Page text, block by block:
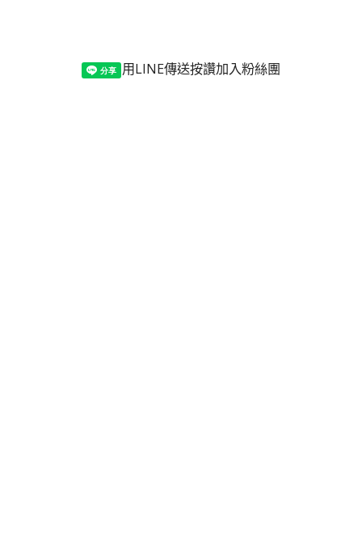
用LINE傳送按讚加入粉絲團